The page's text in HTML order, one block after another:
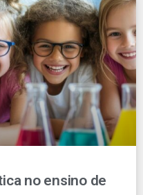
no ensino de